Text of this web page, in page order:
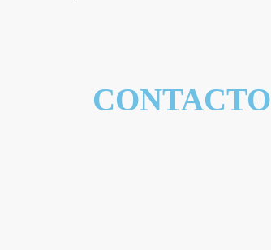
CONTACTO